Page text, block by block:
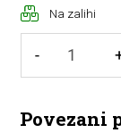
Na zalihi
-
KRATKI
Povezani